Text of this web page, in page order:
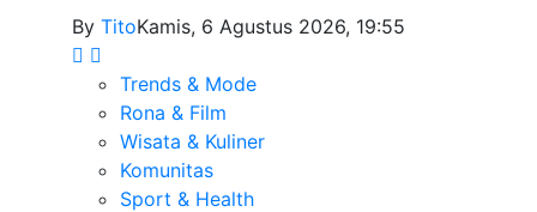
By TitoKamis, 6 Agustus 2026, 19:55
Trends & Mode
Rona & Film
Wisata & Kuliner
Komunitas
Sport & Health